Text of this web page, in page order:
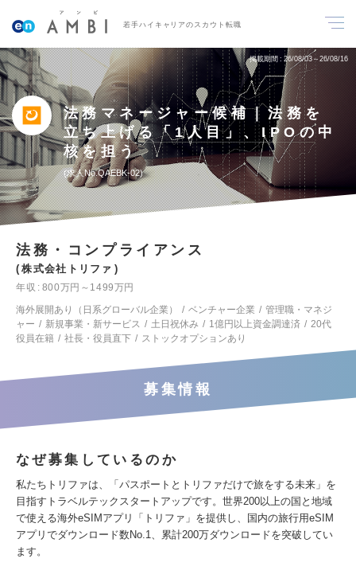
若手ハイキャリアのスカウト転職
掲載期間 26/08/03～26/08/16
法務マネージャー候補｜法務を
立ち上げる「1人目」、IPOの中
核を担う
求人No.QAEBK-02
法務・コンプライアンス
株式会社トリファ
年収
800万円～1499万円
海外展開あり（日系グローバル企業）
ベンチャー企業
管理職・マネジ
ャー
新規事業・新サービス 土日祝休み 1億円以上資金調達済
20代
役員在籍
社長・役員直下 ストックオプションあり
募集情報
なぜ募集しているのか
私たちトリファは、「パスポートとトリファだけで旅をする未来」を
目指すトラベルテックスタートアップです。世界200以上の国と地域
で使える海外eSIMアプリ「トリファ」を提供し、国内の旅行用eSIM
アプリでダウンロード数No.1、累計200万ダウンロードを突破してい
ます。